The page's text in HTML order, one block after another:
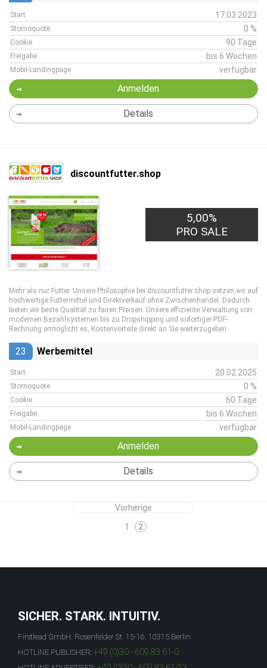
Start 17.03.2023
Stornoquote 0 %
Cookie 90 Tage
Freigabe bis 6 Wochen
Mobil-Landingpage verfügbar
Anmelden
Details
discountfutter.shop
5,00%
PRO SALE
Mehr als nur Futter. Unsere Philosophie bei discountfutter.shop setzen wir auf
hochwertige Futtermittel und Direktverkauf ohne Zwischenhandel. Dadurch
bieten wir beste Qualität zu fairen Preisen. Unsere effiziente Verwaltung von
modernen Bezahlsystemen bis zu Dropshipping und sofortiger PDF-
Rechnung ermöglicht es, Kostenvorteile direkt an Sie weiterzugeben.
23 Werbemittel
Start 20.02.2025
Stornoquote 0 %
Cookie 60 Tage
Freigabe bis 6 Wochen
Mobil-Landingpage verfügbar
Anmelden
Details
Vorherige
1
2
SICHER. STARK. INTUITIV.
Firstlead GmbH, Rosenfelder St. 15-16, 10315 Berlin
HOTLINE PUBLISHER: +49 (0)30 - 609 83 61-0